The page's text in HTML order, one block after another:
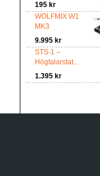
195 kr
WOLFMIX W1
MK3
9.995 kr
STS-1 –
Högtalarstat...
1.395 kr